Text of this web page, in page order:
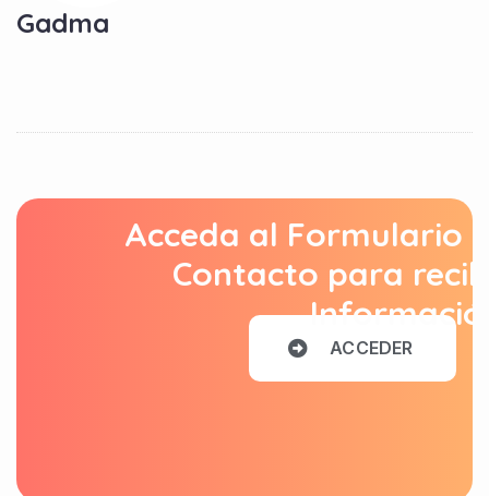
Gadma
Acceda al Formulario
Contacto para
ACCEDER